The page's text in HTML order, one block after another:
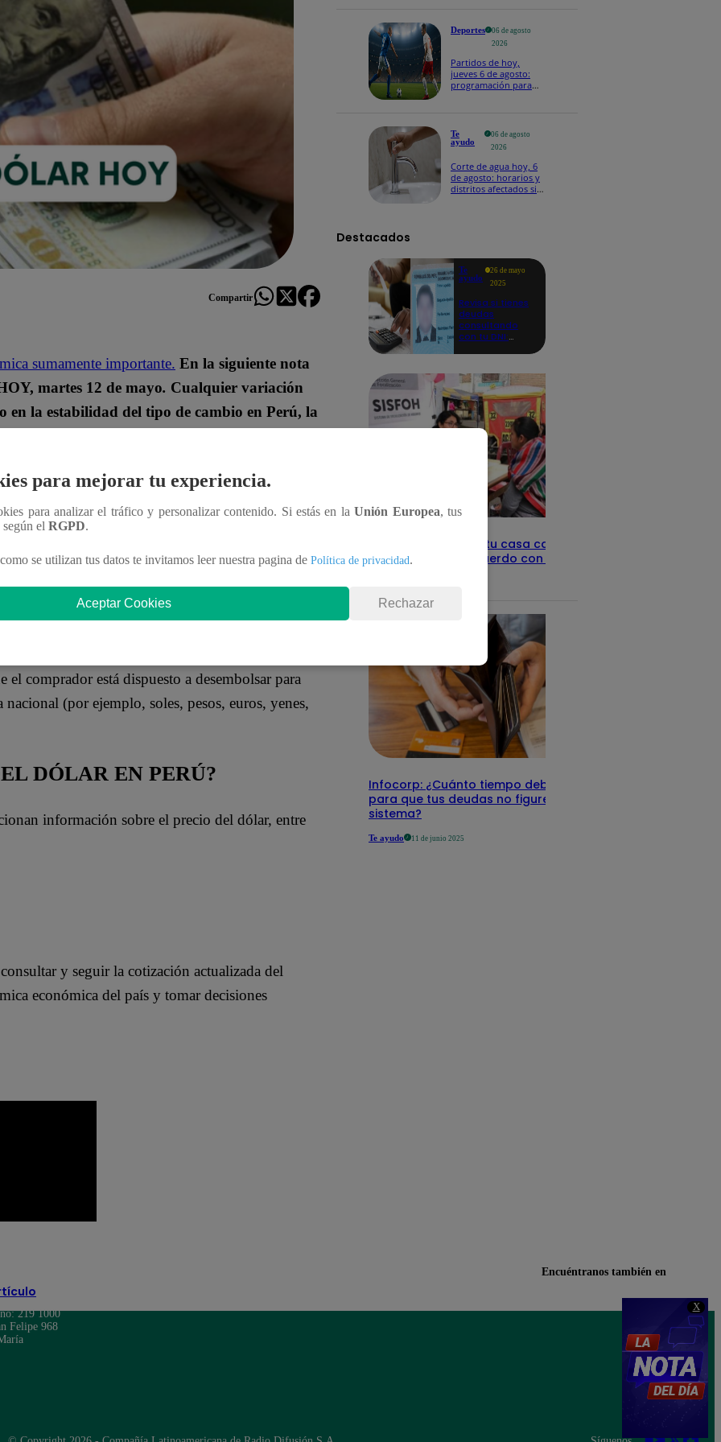
X
Compartir
sumamente importante. En la siguiente nota
martes 12 de mayo. Cualquier variación
en la estabilidad del tipo de cambio en Perú, la
12 DE MAYO DE 2026?
Tributaria (Sunat), el dólar se cotizó
la venta.
ENTRE COMPRA Y
comprador está dispuesto a desembolsar para
(por ejemplo, soles, pesos, euros, yenes,
DÓLAR EN PERÚ?
información sobre el precio del dólar, entre
y seguir la cotización actualizada del
económica del país y tomar decisiones
Deportes
06 de agosto
2026
Partidos de hoy,
jueves 6 de agosto:
programación para
Te
ayudo
06 de agosto
2026
Corte de agua hoy, 6
de agosto: horarios y
distritos afectados sin
Destacados
Te
ayudo
26 de mayo
2025
Revisa si tienes
deudas
consultando
con tu DNI:
detalles
Revisa con tu DNI si tu casa califica
como pobre, de acuerdo con el Sisfoh
Infocorp: ¿Cuánto tiempo debe pasar
para que tus deudas no figuren en su
sistema?
Te ayudo 11 de junio 2025
para mejorar tu experiencia.
para analizar el tráfico y personalizar contenido. Si estás en laUnión Europea, tus
según el RGPD.
se utilizan tus datos te invitamos leer nuestra pagina de Política de privacidad.
Aceptar Cookies Rechazar
Encuéntranos también en
219 1000
Felipe 968